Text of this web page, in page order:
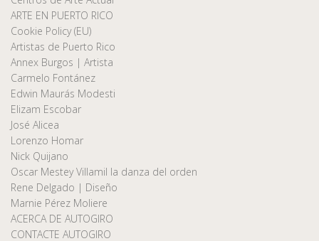
ARTE EN PUERTO RICO
Cookie Policy (EU)
Artistas de Puerto Rico
Annex Burgos | Artista
Carmelo Fontánez
Edwin Maurás Modesti
Elizam Escobar
José Alicea
Lorenzo Homar
Nick Quijano
Oscar Mestey Villamil la danza del orden
Rene Delgado | Diseño
Marnie Pérez Moliere
ACERCA DE AUTOGIRO
CONTACTE AUTOGIRO